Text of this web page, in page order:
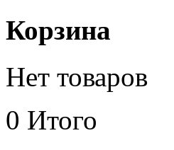
Корзина
Нет товаров
0 Итого